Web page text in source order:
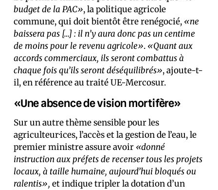
budget de la PAC», la politique agricole
commune, qui doit bientôt être renégocié, «ne
baissera pas […] : il n’y aura donc pas un centime
de moins pour le revenu agricole». «Quant aux
accords commerciaux, ils seront combattus à
chaque fois qu’ils seront déséquilibrés», ajoute-t-
il, en référence au traité UE-Mercosur.
«Une absence de vision mortifère»
Sur un autre thème sensible pour les
agriculteur·ices, l’accès et la gestion de l’eau, le
premier ministre assure avoir «donné
instruction aux préfets de recenser tous les projets
locaux, à taille humaine, aujourd’hui bloqués ou
ralentis», et indique tripler la dotation d’un